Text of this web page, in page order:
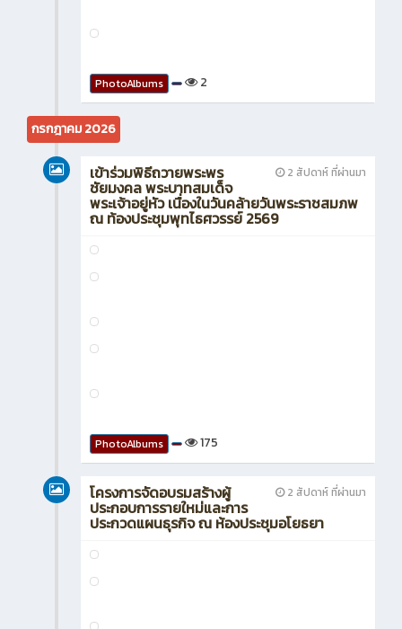
PhotoAlbums 2
กรกฎาคม 2026
2 สัปดาห์ ที่ผ่านมา
เข้าร่วมพิธีถวายพระพร
ชัยมงคล พระบาทสมเด็จ
พระเจ้าอยู่หัว เนื่องในวันคล้ายวันพระราชสมภพ
ณ ท้องประชุมพุทไธศวรรย์ 2569
PhotoAlbums 175
2 สัปดาห์ ที่ผ่านมา
โครงการจัดอบรมสร้างผู้
ประกอบการรายใหม่และการ
ประกวดแผนธุรกิจ ณ ห้องประชุมอโยธยา